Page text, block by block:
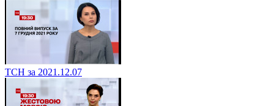
ТСН за 2021.12.07